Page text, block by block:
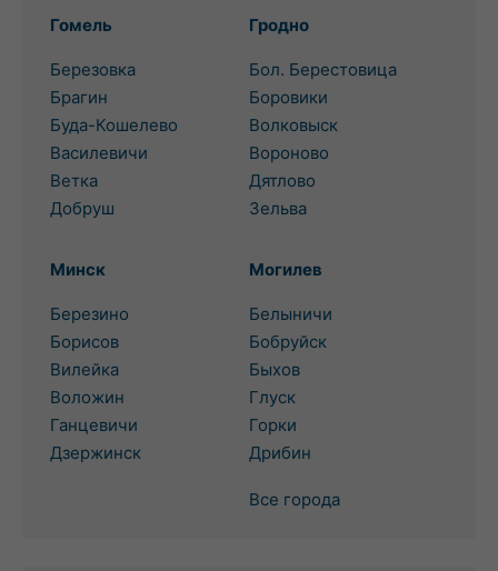
Гомель
Березовка
Брагин
Буда-Кошелево
Василевичи
Ветка
Добруш
Гродно
Бол. Берестовица
Боровики
Волковыск
Вороново
Дятлово
Зельва
Минск
Березино
Борисов
Вилейка
Воложин
Ганцевичи
Дзержинск
Могилев
Белыничи
Бобруйск
Быхов
Глуск
Горки
Дрибин
Все города